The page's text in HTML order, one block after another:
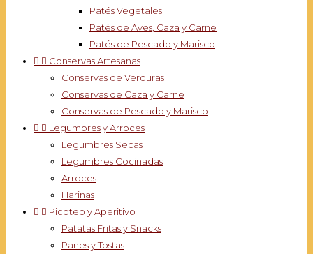
Patés Vegetales
Patés de Aves, Caza y Carne
Patés de Pescado y Marisco
  Conservas Artesanas
Conservas de Verduras
Conservas de Caza y Carne
Conservas de Pescado y Marisco
  Legumbres y Arroces
Legumbres Secas
Legumbres Cocinadas
Arroces
Harinas
  Picoteo y Aperitivo
Patatas Fritas y Snacks
Panes y Tostas